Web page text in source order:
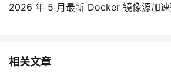
2026 年 5 月最新 Docker 镜像源加速
相关文章